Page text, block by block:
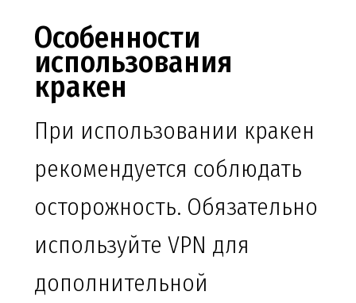
Особенности
использования
кракен
При использовании кракен
рекомендуется соблюдать
осторожность. Обязательно
используйте VPN для
дополнительной